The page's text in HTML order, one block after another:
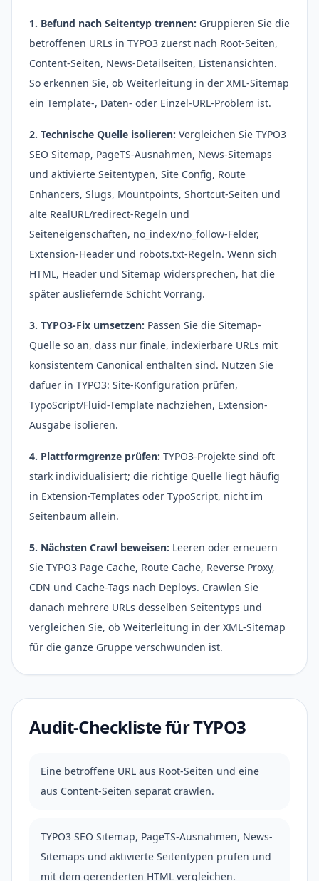
1. Befund nach Seitentyp trennen: Gruppieren Sie die
betroffenen URLs in TYPO3 zuerst nach Root-Seiten,
Content-Seiten, News-Detailseiten, Listenansichten.
So erkennen Sie, ob Weiterleitung in der XML-Sitemap
ein Template-, Daten- oder Einzel-URL-Problem ist.
2. Technische Quelle isolieren: Vergleichen Sie TYPO3
SEO Sitemap, PageTS-Ausnahmen, News-Sitemaps
und aktivierte Seitentypen, Site Config, Route
Enhancers, Slugs, Mountpoints, Shortcut-Seiten und
alte RealURL/redirect-Regeln und
Seiteneigenschaften, no_index/no_follow-Felder,
Extension-Header und robots.txt-Regeln. Wenn sich
HTML, Header und Sitemap widersprechen, hat die
später ausliefernde Schicht Vorrang.
3. TYPO3-Fix umsetzen: Passen Sie die Sitemap-
Quelle so an, dass nur finale, indexierbare URLs mit
konsistentem Canonical enthalten sind. Nutzen Sie
dafuer in TYPO3: Site-Konfiguration prüfen,
TypoScript/Fluid-Template nachziehen, Extension-
Ausgabe isolieren.
4. Plattformgrenze prüfen: TYPO3-Projekte sind oft
stark individualisiert; die richtige Quelle liegt häufig
in Extension-Templates oder TypoScript, nicht im
Seitenbaum allein.
5. Nächsten Crawl beweisen: Leeren oder erneuern
Sie TYPO3 Page Cache, Route Cache, Reverse Proxy,
CDN und Cache-Tags nach Deploys. Crawlen Sie
danach mehrere URLs desselben Seitentyps und
vergleichen Sie, ob Weiterleitung in der XML-Sitemap
für die ganze Gruppe verschwunden ist.
Audit-Checkliste für TYPO3
Eine betroffene URL aus Root-Seiten und eine
aus Content-Seiten separat crawlen.
TYPO3 SEO Sitemap, PageTS-Ausnahmen, News-
Sitemaps und aktivierte Seitentypen prüfen und
mit dem gerenderten HTML vergleichen.